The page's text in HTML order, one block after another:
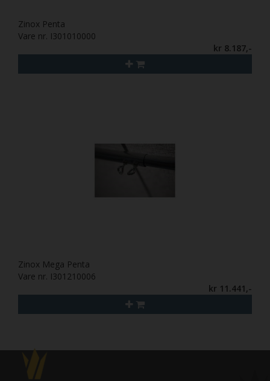
Zinox Penta
Vare nr. I301010000
kr 8.187,-
Zinox Mega Penta
Vare nr. I301210006
kr 11.441,-